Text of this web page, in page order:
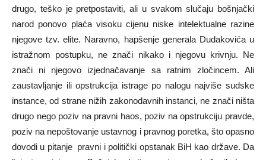
drugo, teško je pretpostaviti, ali u svakom slučaju bošnjački
narod ponovo plaća visoku cijenu niske intelektualne razine
njegove tzv. elite. Naravno, hapšenje generala Dudakovića u
istražnom postupku, ne znači nikako i njegovu krivnju. Ne
znači ni njegovo izjednačavanje sa ratnim zločincem. Ali
zaustavljanje ili opstrukcija istrage po nalogu najviše sudske
instance, od strane nižih zakonodavnih instanci, ne znači ništa
drugo nego poziv na pravni haos, poziv na opstrukciju pravde,
poziv na nepoštovanje ustavnog i pravnog poretka, što opasno
dovodi u pitanje pravni i politički opstanak BiH kao države. Da